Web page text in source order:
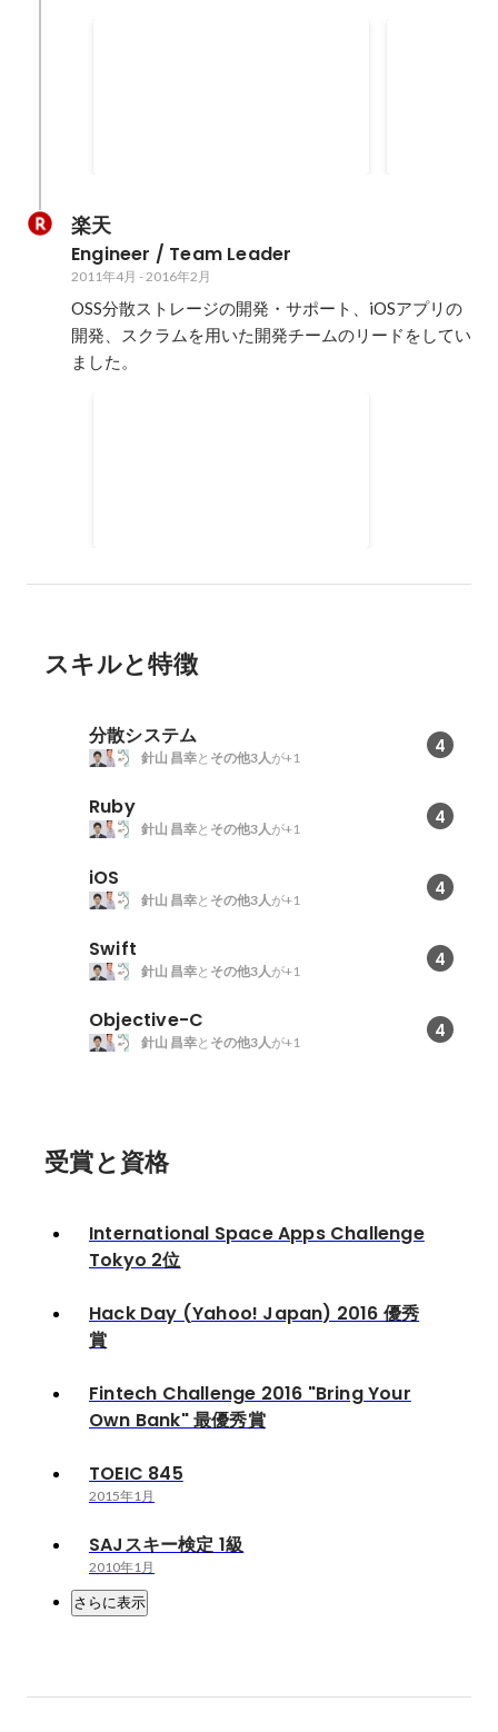
楽天
Engineer / Team Leader
2011年4月 -2016年2月
OSS分散ストレージの開発・サポート、iOSアプリの
開発、スクラムを用いた開発チームのリードをしてい
ました。
スキルと特徴
分散システム 4
針山 昌幸と その他3人が+1
Ruby 4
針山 昌幸と その他3人が+1
iOS 4
針山 昌幸と その他3人が+1
Swift 4
針山 昌幸と その他3人が+1
Objective-C 4
針山 昌幸と その他3人が+1
受賞と資格
International Space Apps Challenge
Tokyo 2位
Hack Day (Yahoo! Japan) 2016 優秀
賞
Fintech Challenge 2016 "Bring Your
Own Bank" 最優秀賞
TOEIC 845
2015年1月
SAJスキー検定 1級
2010年1月
さらに表示